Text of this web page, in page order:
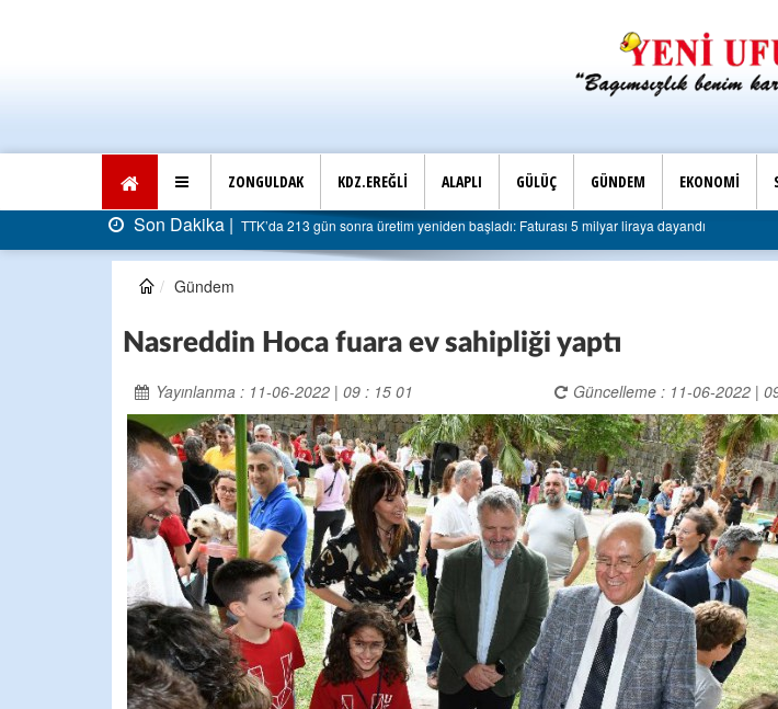
ZONGULDAK KDZ.EREĞLİ ALAPLI GÜLÜÇ GÜNDEM EKONOMİ
Son Dakika |TTK’da 213 gün sonra üretim yeniden başladı: Faturası 5 milyar liraya dayandı Son Dakika |
Gündem
Nasreddin Hoca fuara ev sahipliği yaptı
Yayınlanma : 11-06-2022 | 09 : 15 01 Güncelleme : 11-06-2022 |